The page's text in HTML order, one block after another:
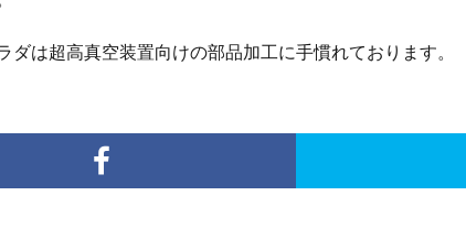
ダは超高真空装置向けの部品加工に手慣れております。